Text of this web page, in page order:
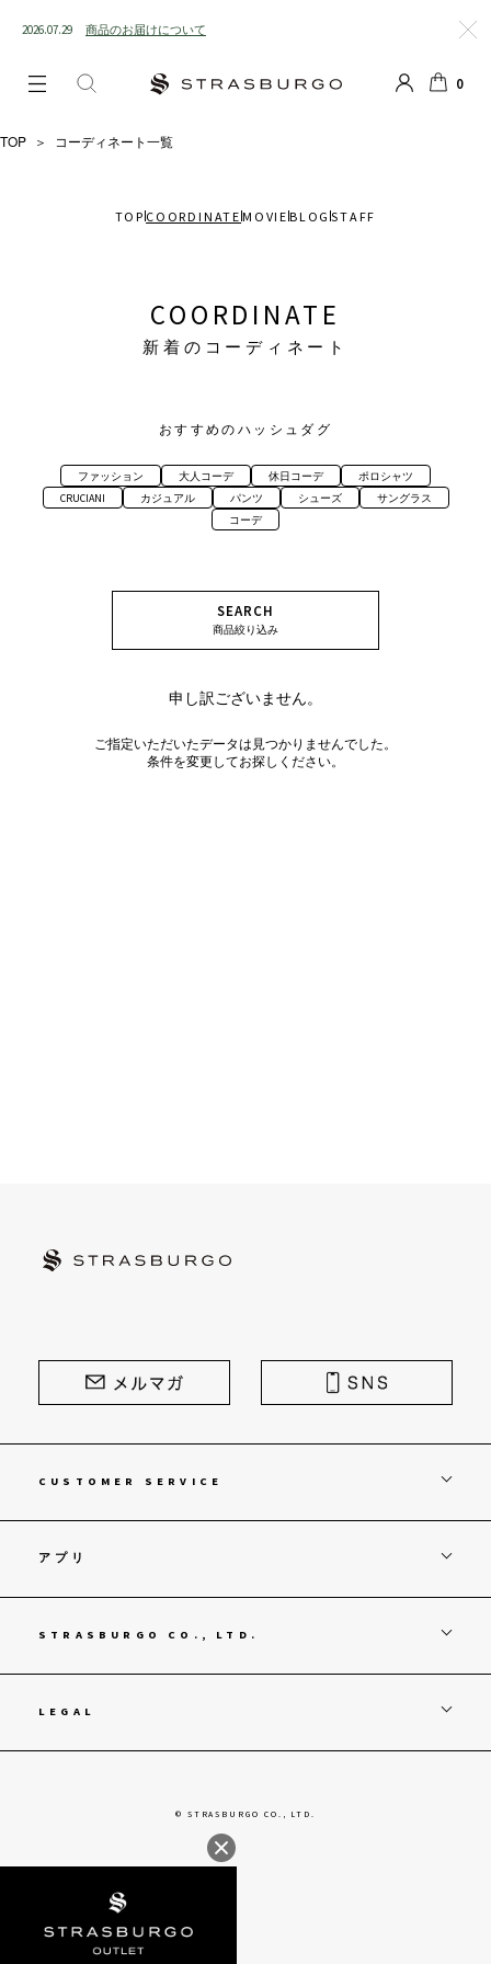
2026.07.29 商品のお届けについて
る
0
TOP ＞ コーディネート一覧
TOP COORDINATE MOVIE BLOG STAFF
COORDINATE
新着のコーディネート
おすすめのハッシュダグ
ファッション 大人コーデ 休日コーデ
ポロシャツ
CRUCIANI
カジュアル パンツ シューズ
サングラス
コーデ
SEARCH
商品絞り込み
申し訳ございません。
ご指定いただいたデータは見つかりませんでした。
条件を変更してお探しください。
CUSTOMER SERVICE
アプリ
STRASBURGO CO., LTD.
LEGAL
© STRASBURGO CO., LTD.